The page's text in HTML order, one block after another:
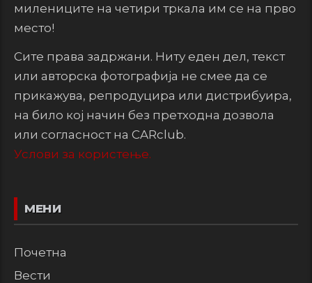
милениците на четири тркала им се на прво
место!
Сите права задржани. Ниту еден дел, текст
или авторска фотографија не смее да се
прикажува, репродуцира или дистрибуира,
на било кој начин без претходна дозвола
или согласност на CARclub.
Услови за користење.
МЕНИ
Почетна
Вести